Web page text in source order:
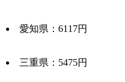
愛知県：6117円
三重県：5475円